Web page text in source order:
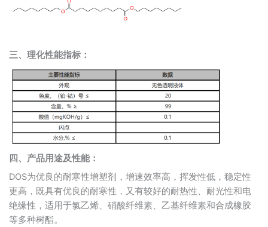
三、理化性能指标：
四、产品用途及性能：
DOS为优良的耐寒性增塑剂，增速效率高，挥发性低，稳定性
更高，既具有优良的耐寒性，又有较好的耐热性、耐光性和电
绝缘性，适用于氯乙烯、硝酸纤维素、乙基纤维素和合成橡胶
等多种树酯。